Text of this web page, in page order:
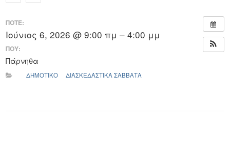
ΠΟΤΕ:
Ιούνιος 6, 2026 @ 9:00 πμ – 4:00 μμ
ΠΟΥ:
Πάρνηθα
ΔΗΜΟΤΙΚΟ ΔΙΑΣΚΕΔΑΣΤΙΚΑ ΣΑΒΒΑΤΑ